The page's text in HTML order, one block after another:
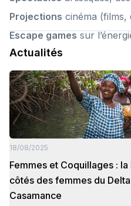
Projections cinéma
Escape games sur
Actualités
18/08/2025
Femmes et Coquillages :
côtés des femmes du
Casamance